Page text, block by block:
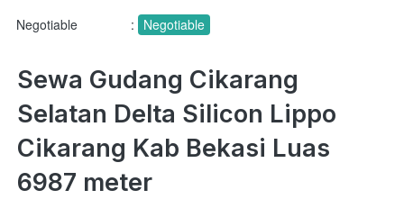
Negotiable : Negotiable
Sewa Gudang Cikarang
Selatan Delta Silicon Lippo
Cikarang Kab Bekasi Luas
6987 meter